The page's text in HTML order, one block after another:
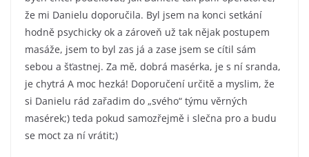
že mi Danielu doporučila. Byl jsem na konci setkání
hodně psychicky ok a zároveň už tak nějak postupem
masáže, jsem to byl zas já a zase jsem se cítil sám
sebou a šťastnej. Za mě, dobrá masérka, je s ní sranda,
je chytrá A moc hezká! Doporučení určitě a myslim, že
si Danielu rád zařadim do „svého“ týmu věrných
masérek;) teda pokud samozřejmě i slečna pro a budu
se moct za ní vrátit;)